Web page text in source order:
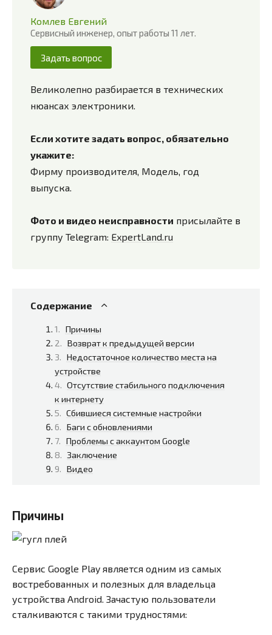
Комлев Евгений
Сервисный инженер, опыт работы 11 лет.
Задать вопрос
Великолепно разбирается в технических
нюансах электроники.
Если хотите задать вопрос, обязательно
укажите:
Фирму производителя, Модель, год
выпуска.
Фото и видео неисправности присылайте в
группу Telegram: ExpertLand.ru
Содержание
Причины
Возврат к предыдущей версии
Недостаточное количество места на
устройстве
Отсутствие стабильного подключения
к интернету
Сбившиеся системные настройки
Баги с обновлениями
Проблемы с аккаунтом Google
Заключение
Видео
Причины
Сервис Google Play является одним из самых
востребованных и полезных для владельца
устройства Android. Зачастую пользователи
сталкиваются с такими трудностями: